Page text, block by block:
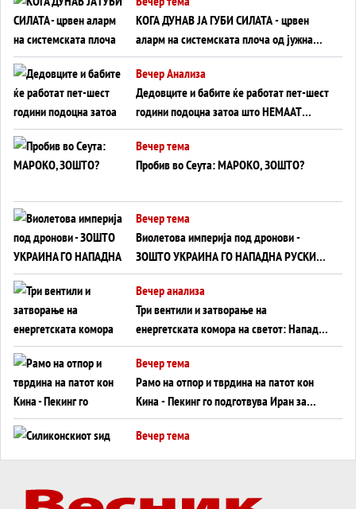
КОГА ДУНАВ ЈА ГУБИ СИЛАТА - црвен
аларм на системската плоча од јужна
Германија до Црното Море...
Вечер Анализа
Дедовците и бабите ќе работат пет-шест
години подоцна затоа што НЕМААТ
ВНУЦИ ДА ГИ ЗАМЕНАТ
Вечер тема
Пробив во Сеута: МАРОКО, ЗОШТО?
Вечер тема
Виолетова империја под дронови -
ЗОШТО УКРАИНА ГО НАПАДНА РУСКИОТ
WILDBERRIES
Вечер анализа
Три вентили и затворање на
енергетската комора на светот: Нападот
во Суец најавува глобален енергетски
инфаркт?
Вечер тема
Рамо на отпор и тврдина на патот кон
Кина - Пекинг го подготвува Иран за
американска копнена инвазија
Вечер тема